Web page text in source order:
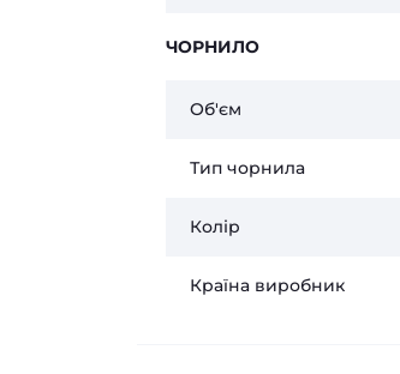
ЧОРНИЛО
Об'єм
Тип чорнила
Колір
Країна виробник